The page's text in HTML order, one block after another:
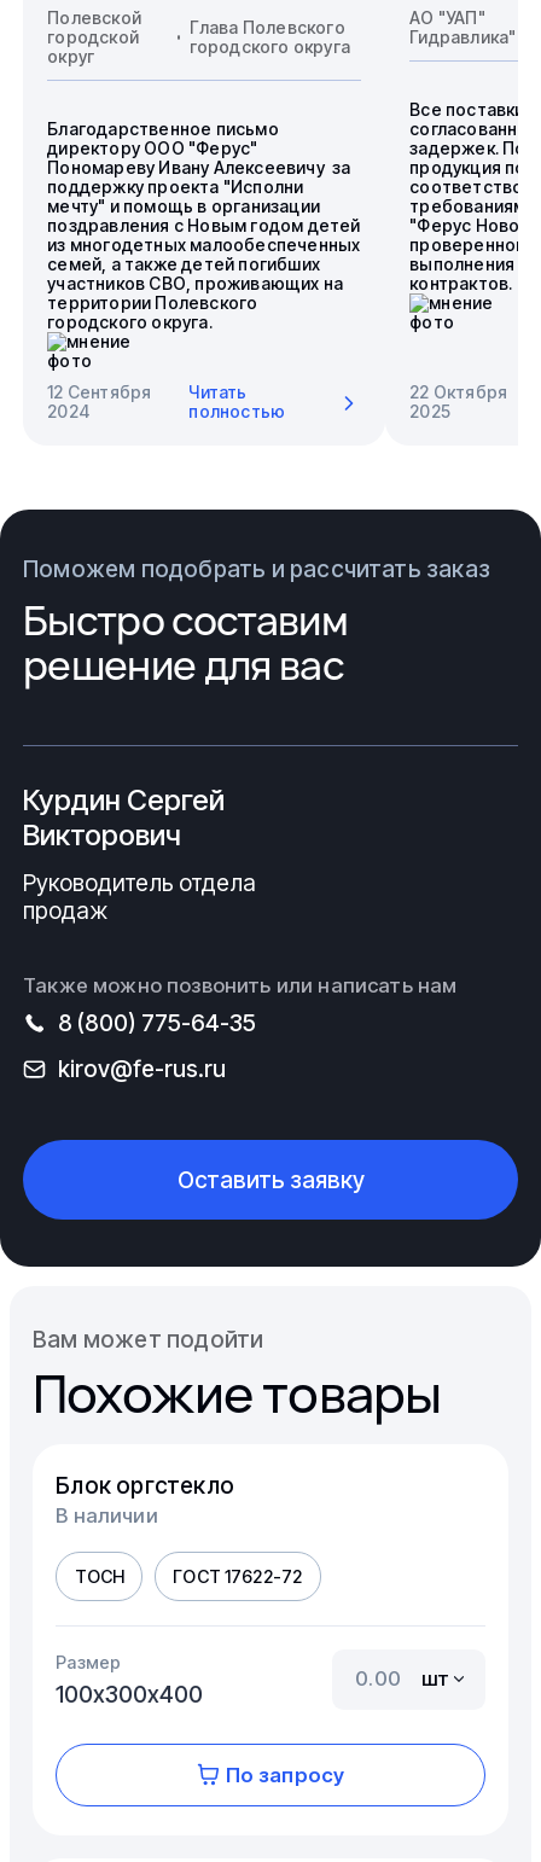
Полевской
городской
округ
Глава Полевского
городского округа
Благодарственное письмо
директору ООО "Ферус"
Пономареву Ивану Алексеевичу за
поддержку проекта "Исполни
мечту" и помощь в организации
поздравления с Новым годом детей
из многодетных малообеспеченных
семей, а также детей погибших
участников СВО, проживающих на
территории Полевского
городского округа.
12 Сентября
2024
Читать
полностью
АО "УАП"
Гидравлика"
Все поставки
задержек.
продукция
требованиям.
"Ферус
проверенного
выполнения
контрактов.
22 Октября
2025
Поможем подобрать и рассчитать заказ
Быстро составим
решение для вас
Курдин Сергей
Викторович
Руководитель отдела
продаж
Также можно позвонить или написать нам
8 (800) 775-64-35
kirov@fe-rus.ru
Оставить заявку
Вам может подойти
Похожие товары
Блок оргстекло
В наличии
ТОСН ГОСТ 17622-72
Размер
100х300х400
шт
По запросу